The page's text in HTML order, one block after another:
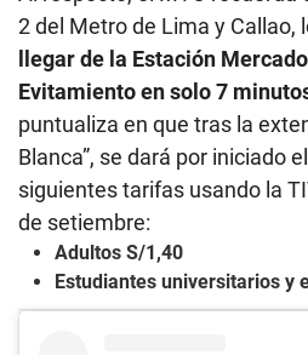
2 del Metro de Lima y Callao,
llegar de la Estación
Evitamiento en solo 7
puntualiza en que tras la
Blanca”, se dará por iniciado
siguientes tarifas usando la
de setiembre:
Adultos S/1,40
Estudiantes universitarios y